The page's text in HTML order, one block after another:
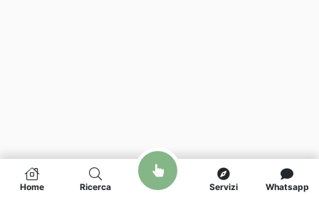
Home Ricerca Servizi Whatsapp